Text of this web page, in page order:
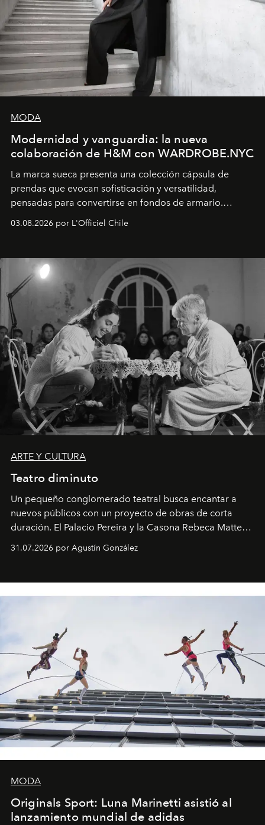
MODA
Modernidad y vanguardia: la nueva
colaboración de H&M con WARDROBE.NYC
La marca sueca presenta una colección cápsula de
prendas que evocan sofisticación y versatilidad,
pensadas para convertirse en fondos de armario.
Disponible en Chile desde el 6 de agosto.
03.08.2026 por L'Officiel Chile
ARTE Y CULTURA
Teatro diminuto
Un pequeño conglomerado teatral busca encantar a
nuevos públicos con un proyecto de obras de corta
duración. El Palacio Pereira y la Casona Rebeca Matte
son algunos de los lugares que han albergado estas
miniobras. Sus puestas en escena son limpias; ponen el
31.07.2026 por Agustín González
MODA
Originals Sport: Luna Marinetti asistió al
lanzamiento mundial de adidas